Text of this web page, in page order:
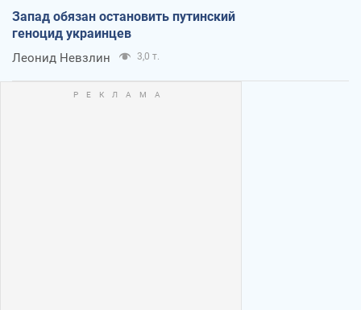
Запад обязан остановить путинский
геноцид украинцев
Леонид Невзлин 3,0 т.